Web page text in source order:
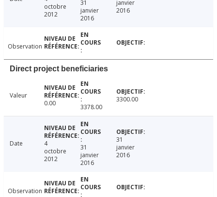
octobre
2012
31
janvier
2016
janvier
2016
Observation
Direct project beneficiaries
Valeur
0.00
3378.00
3300.00
Date
4
octobre
2012
31
janvier
2016
31
janvier
2016
Observation